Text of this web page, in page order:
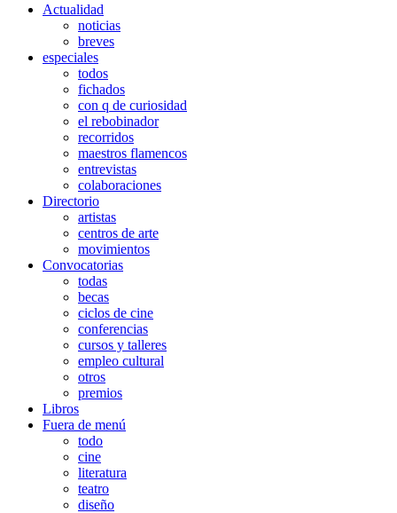
Actualidad
noticias
breves
especiales
todos
fichados
con q de curiosidad
el rebobinador
recorridos
maestros flamencos
entrevistas
colaboraciones
Directorio
artistas
centros de arte
movimientos
Convocatorias
todas
becas
ciclos de cine
conferencias
cursos y talleres
empleo cultural
otros
premios
Libros
Fuera de menú
todo
cine
literatura
teatro
diseño